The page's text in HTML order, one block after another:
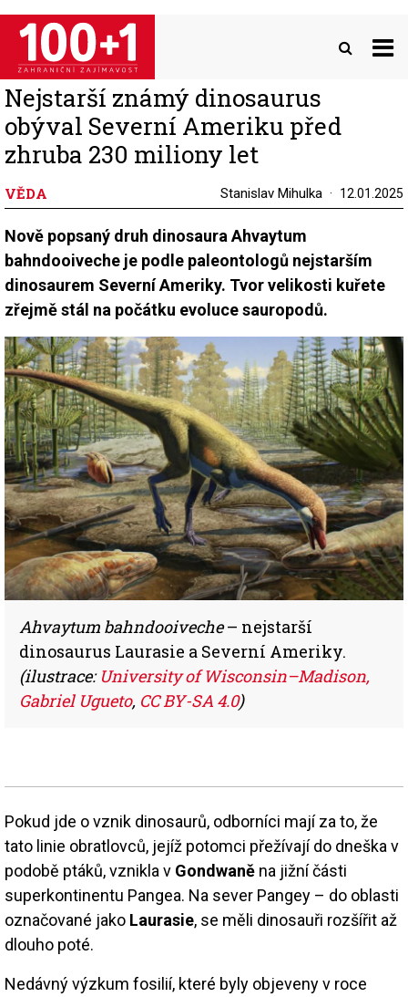
Přejít
hlavnímu
obsahu
Nejstarší známý dinosaurus
obýval Severní Ameriku před
zhruba 230 miliony let
VĚDA Stanislav Mihulka 12.01.2025
Nově popsaný druh dinosaura Ahvaytum
bahndooiveche je podle paleontologů nejstarším
dinosaurem Severní Ameriky. Tvor velikosti kuřete
zřejmě stál na počátku evoluce sauropodů.
Ahvaytum bahndooiveche– nejstarší
dinosaurus Laurasie a Severní Ameriky.
(ilustrace: University of Wisconsin–Madison,
Gabriel Ugueto, CC BY-SA 4.0)
Pokud jde o vznik dinosaurů, odborníci mají za to, že
tato linie obratlovců, jejíž potomci přežívají do dneška v
podobě ptáků, vznikla v Gondwaně na jižní části
superkontinentu Pangea. Na sever Pangey – do oblasti
označované jako Laurasie, se měli dinosauři rozšířit až
dlouho poté.
Nedávný výzkum fosilií, které byly objeveny v roce